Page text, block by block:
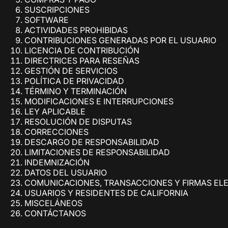
SUSCRIPCIONES
SOFTWARE
ACTIVIDADES PROHIBIDAS
CONTRIBUCIONES GENERADAS POR EL USUARIO
LICENCIA DE CONTRIBUCIÓN
DIRECTRICES PARA RESEÑAS
GESTIÓN DE SERVICIOS
POLÍTICA DE PRIVACIDAD
TÉRMINO Y TERMINACIÓN
MODIFICACIONES E INTERRUPCIONES
LEY APLICABLE
RESOLUCIÓN DE DISPUTAS
CORRECCIONES
DESCARGO DE RESPONSABILIDAD
LIMITACIONES DE RESPONSABILIDAD
INDEMNIZACIÓN
DATOS DEL USUARIO
COMUNICACIONES, TRANSACCIONES Y FIRMAS
USUARIOS Y RESIDENTES DE CALIFORNIA
MISCELÁNEOS
CONTÁCTANOS